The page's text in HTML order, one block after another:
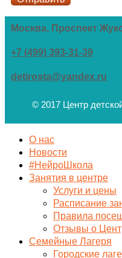
Москва, Проспект
+7 (499) 393-31-39
detirosta@yandex.ru
© 2017 Центр
О нас
Новости
#НейроШкола
Занятия в центре
Услуги и цены
Расписание
Правила
Отзывы о
Семейные Лагеря
Городские